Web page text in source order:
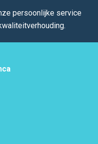
persoonlijke service